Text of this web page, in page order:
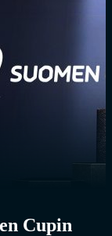
Cupin